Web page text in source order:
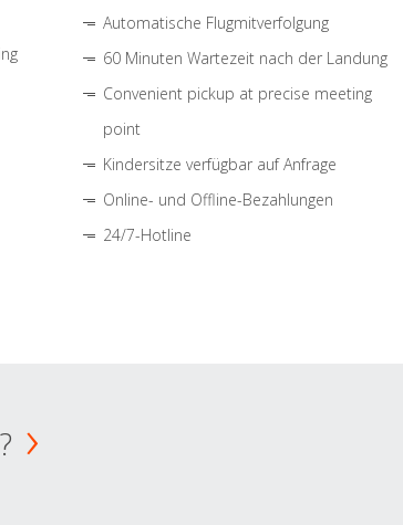
Automatische Flugmitverfolgung
60 Minuten Wartezeit nach der Landung
Convenient pickup at precise meeting
point
Kindersitze verfügbar auf Anfrage
Online- und Offline-Bezahlungen
24/7-Hotline